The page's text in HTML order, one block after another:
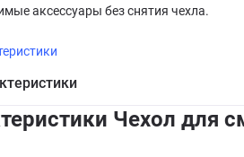
аксессуары без снятия чехла.
Чехол для